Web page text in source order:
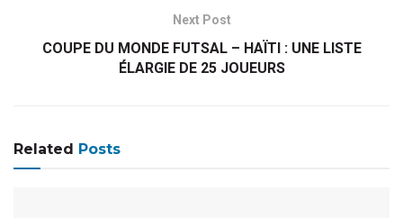
Next Post
COUPE DU MONDE FUTSAL – HAÏTI : UNE LISTE
ÉLARGIE DE 25 JOUEURS
Related Posts